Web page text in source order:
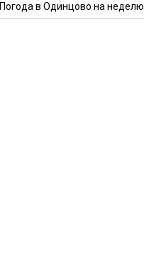
Погода в Одинцово на неделю